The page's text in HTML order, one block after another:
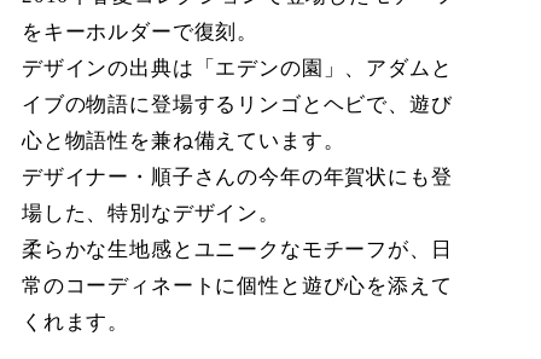
をキーホルダーで復刻。
デザインの出典は「エデンの園」、アダムと
イブの物語に登場するリンゴとヘビで、遊び
心と物語性を兼ね備えています。
デザイナー・順子さんの今年の年賀状にも登
場した、特別なデザイン。
柔らかな生地感とユニークなモチーフが、日
常のコーディネートに個性と遊び心を添えて
くれます。